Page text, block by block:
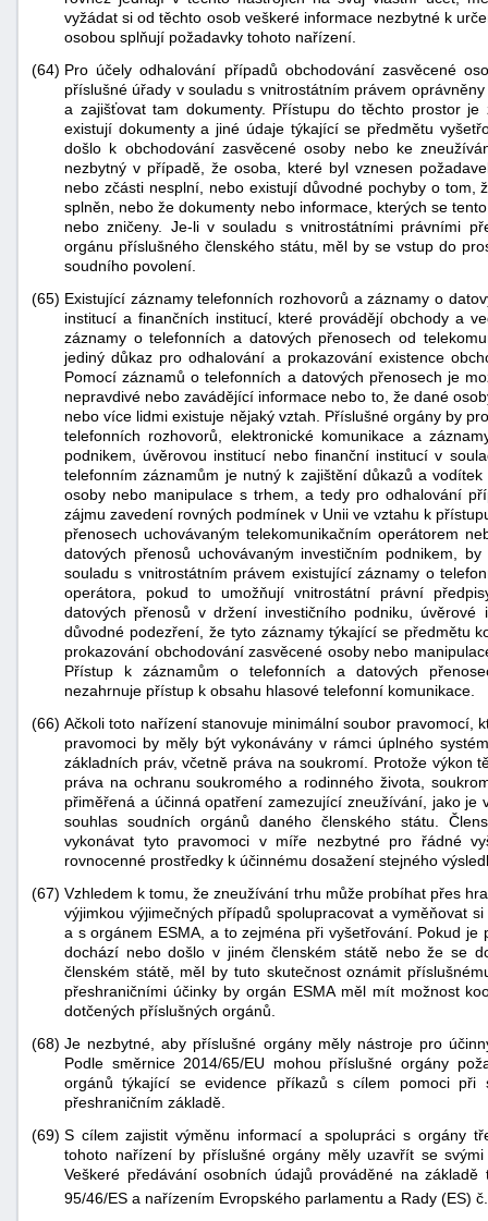
vyžádat si od těchto osob veškeré informace nezbytné k
osobou splňují požadavky tohoto nařízení.
(64) Pro účely odhalování případů obchodování zasvěcené
příslušné úřady v souladu s vnitrostátním právem
a zajišťovat tam dokumenty. Přístupu do těchto prostor
existují dokumenty a jiné údaje týkající se předmětu
došlo k obchodování zasvěcené osoby nebo ke
nezbytný v případě, že osoba, které byl vznesen
nebo zčásti nesplní, nebo existují důvodné pochyby o tom,
splněn, nebo že dokumenty nebo informace, kterých se
nebo zničeny. Je-li v souladu s vnitrostátními právními
orgánu příslušného členského státu, měl by se vstup do
soudního povolení.
(65) Existující záznamy telefonních rozhovorů a záznamy o
institucí a finančních institucí, které provádějí obchody a
záznamy o telefonních a datových přenosech od
jediný důkaz pro odhalování a prokazování existence
Pomocí záznamů o telefonních a datových přenosech je
nepravdivé nebo zavádějící informace nebo to, že dané
nebo více lidmi existuje nějaký vztah. Příslušné orgány by
telefonních rozhovorů, elektronické komunikace a
podnikem, úvěrovou institucí nebo finanční institucí v
telefonním záznamům je nutný k zajištění důkazů a
osoby nebo manipulace s trhem, a tedy pro odhalování
zájmu zavedení rovných podmínek v Unii ve vztahu k
přenosech uchovávaným telekomunikačním operátorem
datových přenosů uchovávaným investičním podnikem,
souladu s vnitrostátním právem existující záznamy o
operátora, pokud to umožňují vnitrostátní právní
datových přenosů v držení investičního podniku,
důvodné podezření, že tyto záznamy týkající se předmětu
prokazování obchodování zasvěcené osoby nebo
Přístup k záznamům o telefonních a datových
nezahrnuje přístup k obsahu hlasové telefonní komunikace.
(66) Ačkoli toto nařízení stanovuje minimální soubor pravomocí,
pravomoci by měly být vykonávány v rámci úplného
základních práv, včetně práva na soukromí. Protože výkon
práva na ochranu soukromého a rodinného života,
přiměřená a účinná opatření zamezující zneužívání, jako
souhlas soudních orgánů daného členského státu.
vykonávat tyto pravomoci v míře nezbytné pro řádné
rovnocenné prostředky k účinnému dosažení stejného
(67) Vzhledem k tomu, že zneužívání trhu může probíhat přes
výjimkou výjimečných případů spolupracovat a vyměňovat
a s orgánem ESMA, a to zejména při vyšetřování. Pokud
dochází nebo došlo v jiném členském státě nebo že se
členském státě, měl by tuto skutečnost oznámit
přeshraničními účinky by orgán ESMA měl mít možnost
dotčených příslušných orgánů.
(68) Je nezbytné, aby příslušné orgány měly nástroje pro
Podle směrnice 2014/65/EU mohou příslušné orgány
orgánů týkající se evidence příkazů s cílem pomoci při
přeshraničním základě.
(69) S cílem zajistit výměnu informací a spolupráci s orgány
tohoto nařízení by příslušné orgány měly uzavřít se
Veškeré předávání osobních údajů prováděné na
95/46/ES a nařízením Evropského parlamentu a Rady (ES)